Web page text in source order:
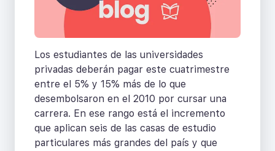
Los estudiantes de las universidades
privadas deberán pagar este cuatrimestre
entre el 5% y 15% más de lo que
desembolsaron en el 2010 por cursar una
carrera. En ese rango está el incremento
que aplican seis de las casas de estudio
particulares más grandes del país y que